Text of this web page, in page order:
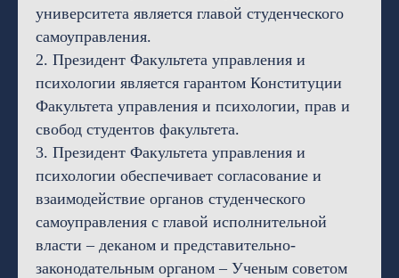
университета является главой студенческого
самоуправления.
2. Президент Факультета управления и
психологии является гарантом Конституции
Факультета управления и психологии, прав и
свобод студентов факультета.
3. Президент Факультета управления и
психологии обеспечивает согласование и
взаимодействие органов студенческого
самоуправления с главой исполнительной
власти – деканом и представительно-
законодательным органом – Ученым советом